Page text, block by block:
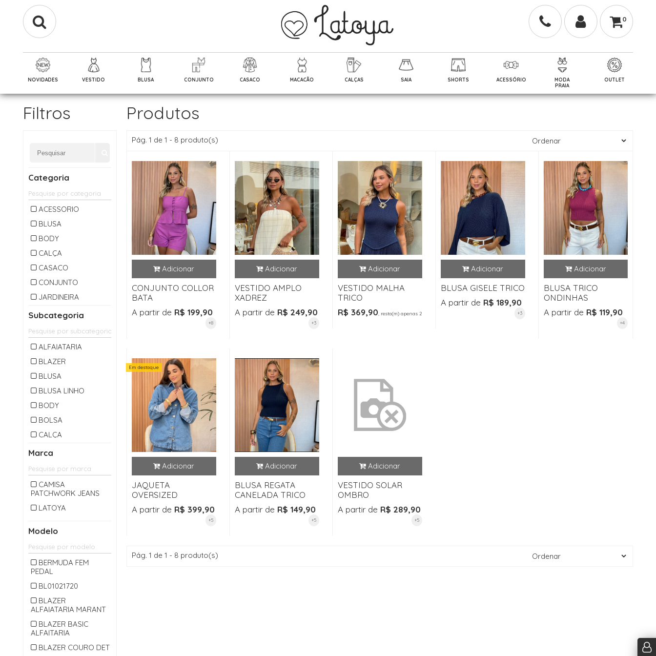
0
NOVIDADES VESTIDO BLUSA CONJUNTO CASACO MACACÃO CALÇAS SAIA SHORTS ACESSÓRIO
MODA
PRAIA
OUTLET
Filtros
Categoria
ACESSORIO
BLUSA
BODY
CALÇA
CASACO
CONJUNTO
JARDINEIRA
MACACAO
PARKA
Subcategoria
ALFAIATARIA
BLAZER
BLUSA
BLUSA LINHO
BODY
BOLSA
CALÇA
CALÇA LONGA
CARDIGAM
CASACO
CASAQUETO
CINTO
COLETE
CONJUNTO
CROPPED
JAQUETA
JARDINEIRA
JEANS
Marca
CAMISA
PATCHWORK JEANS
LATOYA
Modelo
BERMUDA FEM
PEDAL
BL01021720
BLAZER
ALFAIATARIA MARANT
BLAZER BASIC
ALFAITARIA
BLAZER COURO DET
Produtos
Pág. 1 de 1 - 8 produto(s)
CONJUNTO COLLOR
BATA
A partir de R$ 199,90
+8
VESTIDO AMPLO
XADREZ
A partir de R$ 249,90
+3
VESTIDO MALHA
TRICO
R$ 369,90, resta(m) apenas 2
BLUSA GISELE TRICO
A partir de R$ 189,90
+3
BLUSA TRICO
ONDINHAS
A partir de R$ 119,90
+4
Em destaque
JAQUETA
OVERSIZED
A partir de R$ 399,90
+5
BLUSA REGATA
CANELADA TRICO
A partir de R$ 149,90
+5
VESTIDO SOLAR
OMBRO
A partir de R$ 289,90
+5
Pág. 1 de 1 - 8 produto(s)